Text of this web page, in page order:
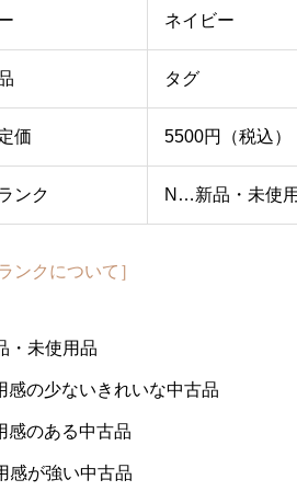
ネイビー
タグ
価 5500円（税込）
ンク N…新品・未使
ンクについて］
・未使用品
の少ないきれいな中古品
感のある中古品
が強い中古品